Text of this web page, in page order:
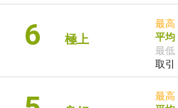
6 極上
最高
平均
最低
取引
最高